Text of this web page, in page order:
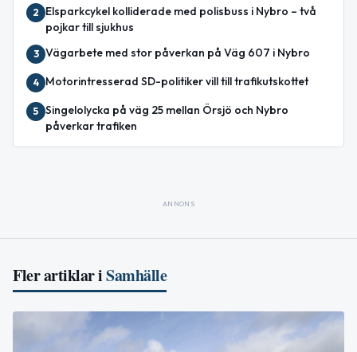
2
Elsparkcykel kolliderade med polisbuss i Nybro – två
pojkar till sjukhus
3 Vägarbete med stor påverkan på Väg 607 i Nybro
4 Motorintresserad SD-politiker vill till trafikutskottet
5 Singelolycka på väg 25 mellan Örsjö och Nybro
påverkar trafiken
ANNONS
Fler artiklar iSamhälle